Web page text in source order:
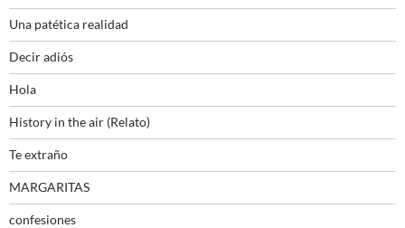
Una patética realidad
Decir adiós
Hola
History in the air (Relato)
Te extraño
MARGARITAS
confesiones